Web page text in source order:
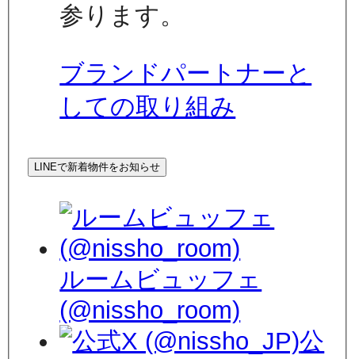
参ります。
ブランドパートナーと
しての取り組み
LINEで新着物件をお知らせ
ルームビュッフェ
(@nissho_room)
公